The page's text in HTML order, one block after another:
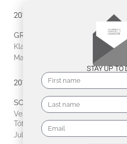
2015
GROßSTADTDSCHUNGEL //
Klaus Schiffermüller, Angelika Tóth
May 22, 2015 - August 1, 2015
2013
SOMMERFRISCHE
Vesna Bursich, Klaus
Tóth
July 6, 2013 - September 1, 2013
STAY UP TO